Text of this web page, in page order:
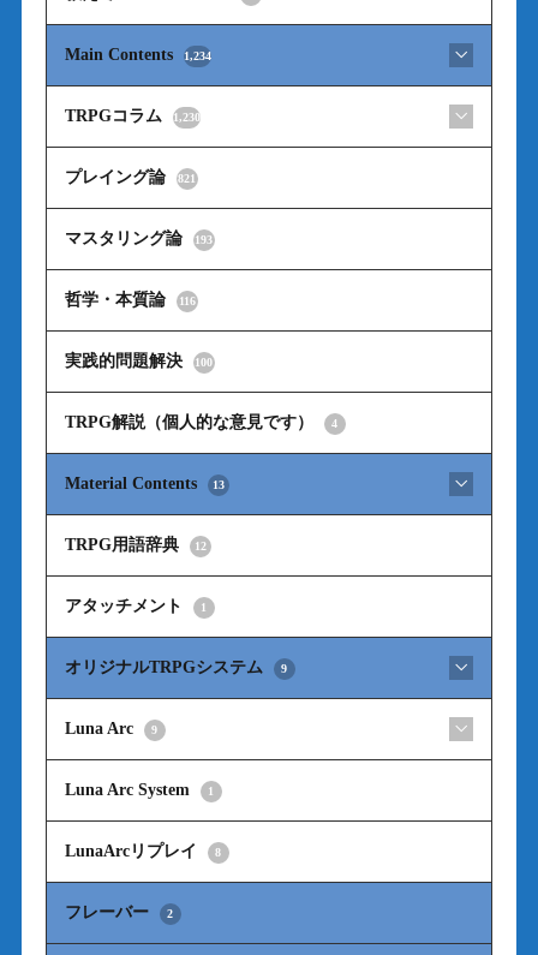
Main Contents 1,234
TRPGコラム 1,230
プレイング論 821
マスタリング論 193
哲学・本質論 116
実践的問題解決 100
TRPG解説（個人的な意見です） 4
Material Contents 13
TRPG用語辞典 12
アタッチメント 1
オリジナルTRPGシステム 9
Luna Arc 9
Luna Arc System 1
LunaArcリプレイ 8
フレーバー 2